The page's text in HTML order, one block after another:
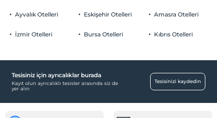
Ayvalık Otelleri
İzmir Otelleri
Eskişehir Otelleri
Bursa Otelleri
Amasra Otelleri
Kıbrıs Otelleri
Tesisiniz için ayrıcalıklar burada
Kayıt olun ayrıcalıklı tesisler arasında siz de
yer alın
Tesisinizi kaydedin